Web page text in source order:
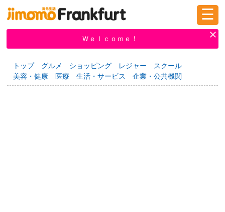
新規登録
掲示板 タウン情報 教えて！
☰
Ｗｅｌｃｏｍｅ！
トップ グルメ ショッピング レジャー
スクール
美容・健康
医療 生活・サービス 企業・公共機関